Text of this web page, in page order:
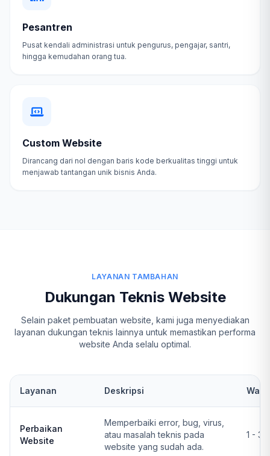
Pesantren
Pusat kendali administrasi untuk pengurus, pengajar, santri,
hingga kemudahan orang tua.
Custom Website
Dirancang dari nol dengan baris kode berkualitas tinggi untuk
menjawab tantangan unik bisnis Anda.
LAYANAN TAMBAHAN
Dukungan Teknis Website
Selain paket pembuatan website, kami juga menyediakan
layanan dukungan teknis lainnya untuk memastikan performa
website Anda selalu optimal.
Layanan Deskripsi
Perbaikan
Website
Memperbaiki error, bug, virus,
atau masalah teknis pada
website yang sudah ada.
1 - 3